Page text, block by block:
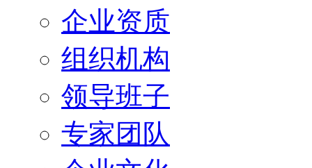
企业资质
组织机构
领导班子
专家团队